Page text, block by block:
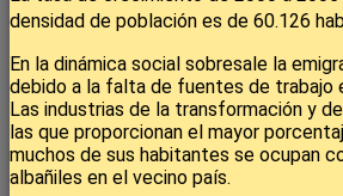
densidad de población es de 60.126
En la dinámica social sobresale la
debido a la falta de fuentes de trabajo
Las industrias de la transformación y
las que proporcionan el mayor
muchos de sus habitantes se ocupan
albañiles en el vecino país.